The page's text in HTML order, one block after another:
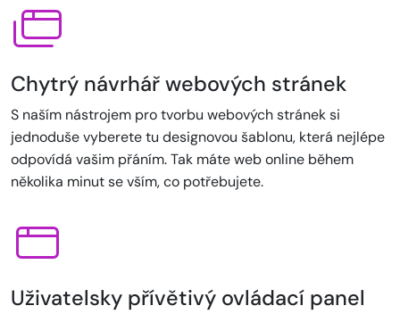
Chytrý návrhář webových stránek
S naším nástrojem pro tvorbu webových stránek si
jednoduše vyberete tu designovou šablonu, která nejlépe
odpovídá vašim přáním. Tak máte web online během
několika minut se vším, co potřebujete.
Uživatelsky přívětivý ovládací panel